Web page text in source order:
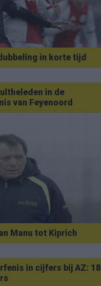
in korte tijd
in de
van Feyenoord
Manu tot Kiprich
in cijfers bij AZ: 18